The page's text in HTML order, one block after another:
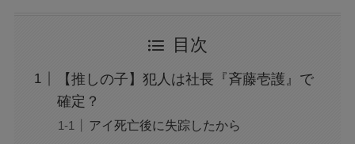
目次
【推しの子】犯人は社長『斉藤壱護』で
確定？
アイ死亡後に失踪したから